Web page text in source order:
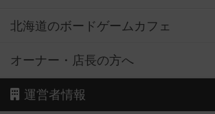
北海道のボードゲームカフェ
オーナー・店長の方へ
運営者情報